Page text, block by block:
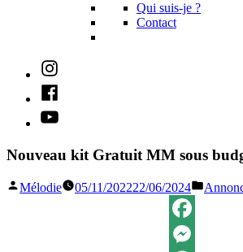
Qui suis-je ?
Contact
Instagram
Facebook
Youtube
Nouveau kit Gratuit MM sous
Publié
Mélodie 05/11/202222/06/2024
Publié
Facebook